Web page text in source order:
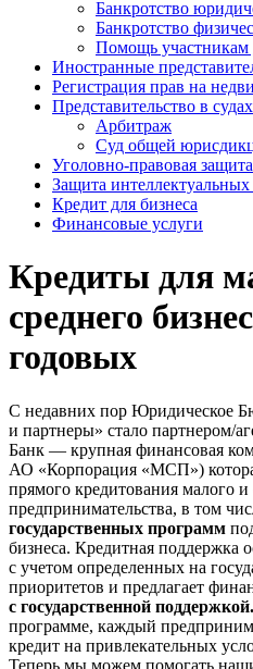
Банкротство
Банкротство
Помощь участникам
Иностранные
Регистрация прав на
Представительство в судах
Арбитраж
Суд общей
Уголовно-правовая защита
Защита интеллектуальных
Кредит для бизнеса
Финансовые услуги
Кредиты для
среднего
годовых
С недавних пор Юридическое
и партнеры» стало
Банк — крупная финансовая
АО «Корпорация «МСП»)
прямого кредитования малого и
предпринимательства, в том
государственных программ
бизнеса. Кредитная поддержка
с учетом определенных на
приоритетов и предлагает
с государственной поддержкой.
программе, каждый
кредит на привлекательных
Теперь мы можем помогать